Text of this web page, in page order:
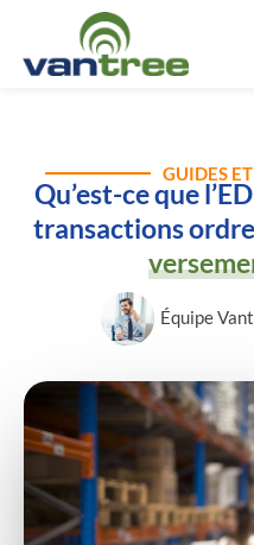
contenu
GUIDES
Qu’est-ce que
transactions
Équipe